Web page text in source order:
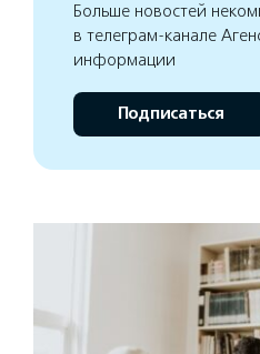
Больше новостей
в телеграм-канале
информации
Подписаться